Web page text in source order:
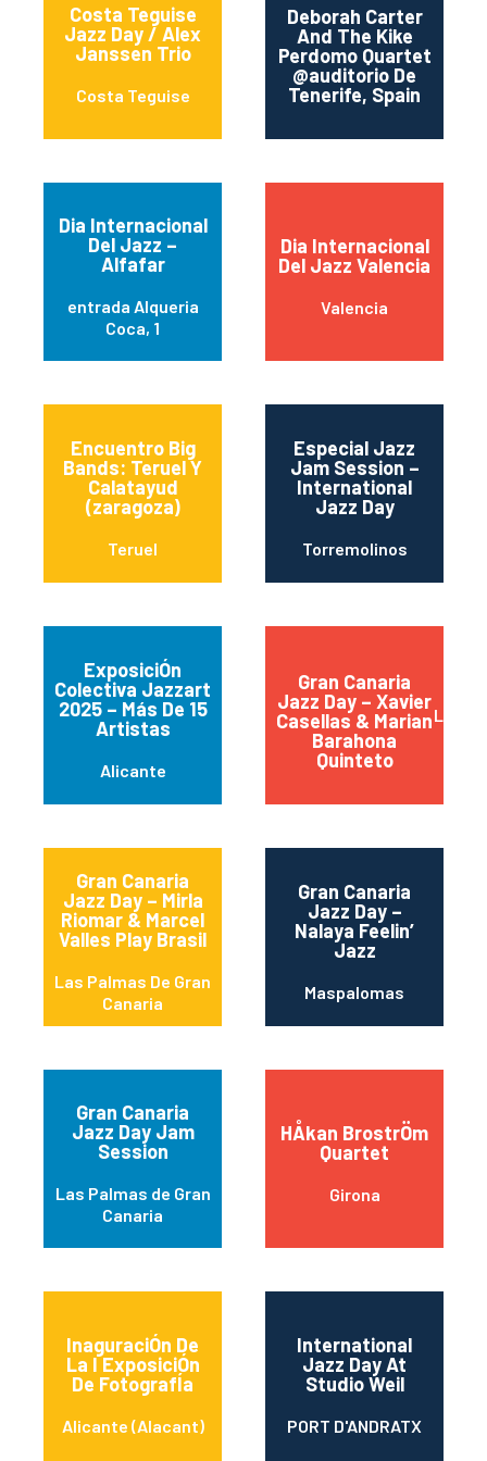
Costa Teguise
Jazz Day / Alex
Janssen Trio
Costa Teguise
Deborah Carter
And The Kike
Perdomo Quartet
@auditorio De
Tenerife, Spain
Dia Internacional
Del Jazz –
Alfafar
entrada Alqueria
Coca, 1
Dia Internacional
Del Jazz Valencia
Valencia
Encuentro Big
Bands: Teruel Y
Calatayud
(zaragoza)
Teruel
Especial Jazz
Jam Session –
International
Jazz Day
Torremolinos
ExposiciÓn
Colectiva Jazzart
2025 – Más De 15
Artistas
Alicante
Gran Canaria
Jazz Day – Xavier
Casellas & Marian
Barahona
Quinteto
Las
Gran Canaria
Jazz Day – Mirla
Riomar & Marcel
Valles Play Brasil
Las Palmas De Gran
Canaria
Gran Canaria
Jazz Day –
Nalaya Feelin’
Jazz
Maspalomas
Gran Canaria
Jazz Day Jam
Session
Las Palmas de Gran
Canaria
HÅkan BrostrÖm
Quartet
Girona
InaguraciÓn De
La I ExposiciÓn
De FotografÍa
Alicante (Alacant)
International
Jazz Day At
Studio Weil
PORT D'ANDRATX